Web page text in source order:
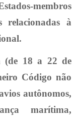
membros
à
(de 18 a 22 de
Código não
autônomos,
marítima,